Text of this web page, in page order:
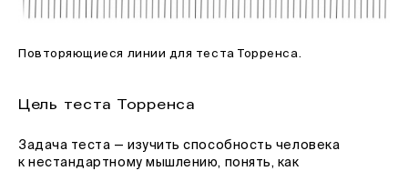
Повторяющиеся линии для теста Торренса.
Цель теста Торренса
Задача теста — изучить способность человека
к нестандартному мышлению, понять, как